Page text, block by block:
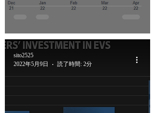
sito2525
2022年5月9日
読了時間: 2分